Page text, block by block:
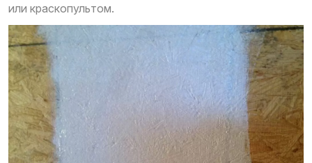
или краскопультом.